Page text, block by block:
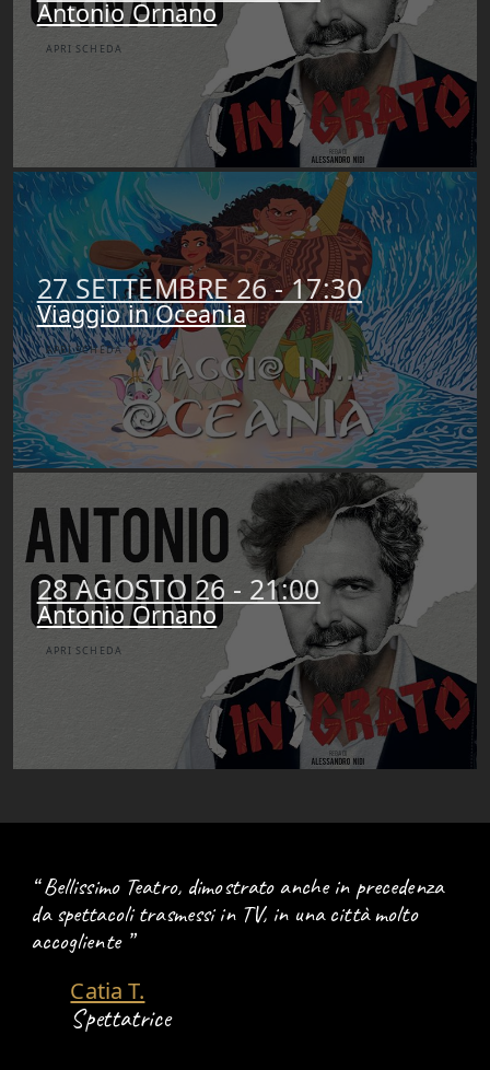
Antonio Ornano
APRI SCHEDA
27 SETTEMBRE 26 - 17:30
Viaggio in Oceania
APRI SCHEDA
28 AGOSTO 26 - 21:00
Antonio Ornano
APRI SCHEDA
Bellissimo Teatro, dimostrato anche in precedenza
da spettacoli trasmessi in TV, in una città molto
accogliente
Catia T.
Spettatrice